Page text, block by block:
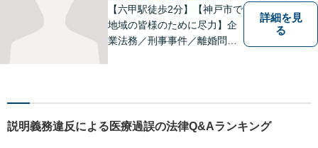
す】
【六甲駅徒歩2分】【神戸市で
地域の皆様のために尽力】企
業法務／刑事事件／離婚問題
相談ください。適切な解決へ
の道をご提案し、共に並走い
たします。
詳細を見
る
説明義務違反による医療過誤の法律Q&Aランキング